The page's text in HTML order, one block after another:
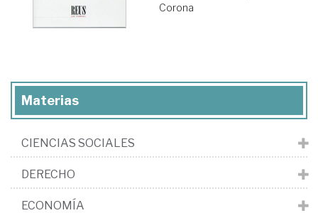
Corona
Materias
CIENCIAS SOCIALES
DERECHO
ECONOMÍA